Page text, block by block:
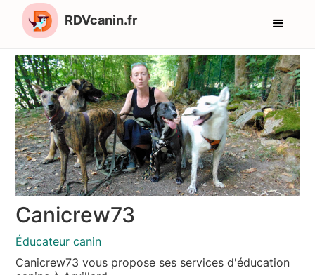
RDVcanin.fr
Canicrew73
Éducateur canin
Canicrew73 vous propose ses services d'éducation